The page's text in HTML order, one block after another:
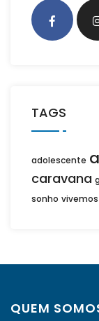
TAGS
adolescente
caravana
sonho vivemos
QUEM